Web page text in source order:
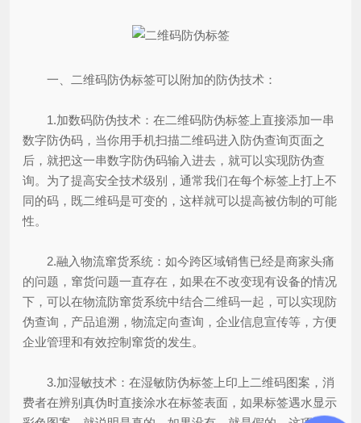
一、二维码防伪标签可以附加的防伪技术：
1.加数码防伪技术：在二维码防伪标签上直接添加一串
数字防伪码，当你用手机扫描二维码进入防伪查询页面之
后，就把这一串数字防伪码输入进去，就可以实现防伪查
询。为了提高安全技术级别，通常我们在每个标签上打上不
同的码，既二维码是可变的，这样就可以提高被仿制的可能
性。
2.融入物流窜货系统：如今跨区域销售已经是商家头痛
的问题，窜货问题一直存在，如果在不改变现有设备的情况
下，可以在物流防窜货系统中结合二维码一起，可以实现防
伪查询，产品追溯，物流定向查询，企业信息宣传等，方便
企业管理和有效控制窜货的发生。
3.加湿敏技术：在湿敏防伪标签上印上二维码图案，消
费者在辨别真伪时直接涂水在标签表面，如果标签遇水显示